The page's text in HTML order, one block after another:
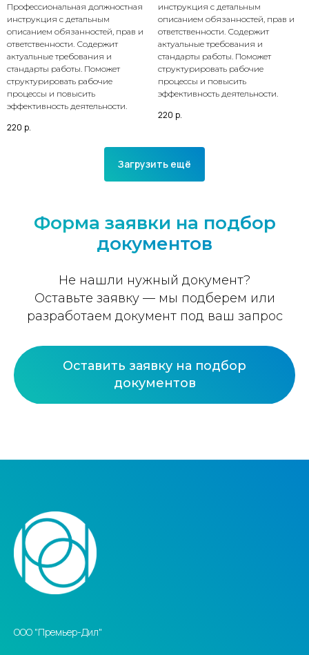
Профессиональная должностная
инструкция с детальным
описанием обязанностей, прав и
ответственности. Содержит
актуальные требования и
стандарты работы. Поможет
структурировать рабочие
процессы и повысить
эффективность деятельности.
220 р.
инструкция с детальным
описанием обязанностей, прав и
ответственности. Содержит
актуальные требования и
стандарты работы. Поможет
структурировать рабочие
процессы и повысить
эффективность деятельности.
220 р.
Загрузить ещё
Форма заявки на подбор
документов
Не нашли нужный документ?
Оставьте заявку — мы подберем или
разработаем документ под ваш запрос
Оставить заявку на подбор
документов
ООО "Премьер-Дил"